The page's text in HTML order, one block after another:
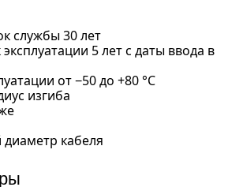
службы 30 лет
5 лет с даты ввода в
от −50 до +80 °С
изгиба
кабеля